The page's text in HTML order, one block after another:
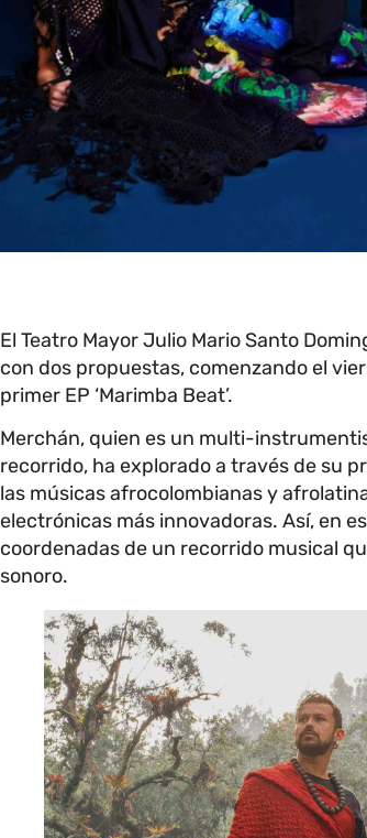
El Teatro Mayor Julio Mario Santo
con dos propuestas, comenzando el
primer EP ‘Marimba Beat’.
Merchán, quien es un multi-
recorrido, ha explorado a través de su
las músicas afrocolombianas y
electrónicas más innovadoras. Así, en
coordenadas de un recorrido musical
sonoro.